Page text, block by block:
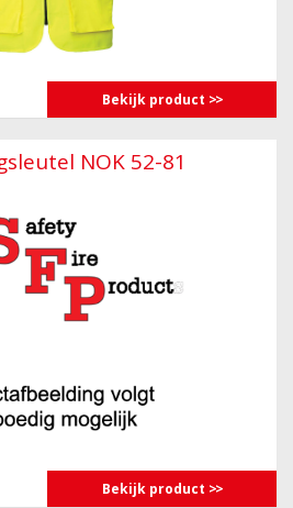
Bekijk product
NOK 52-81
Bekijk product